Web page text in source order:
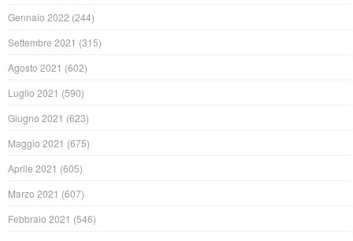
Gennaio 2022 (244)
Settembre 2021 (315)
Agosto 2021 (602)
Luglio 2021 (590)
Giugno 2021 (623)
Maggio 2021 (675)
Aprile 2021 (605)
Marzo 2021 (607)
Febbraio 2021 (546)